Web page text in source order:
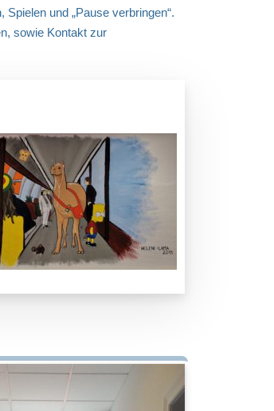
und „Pause verbringen“.
sowie Kontakt zur